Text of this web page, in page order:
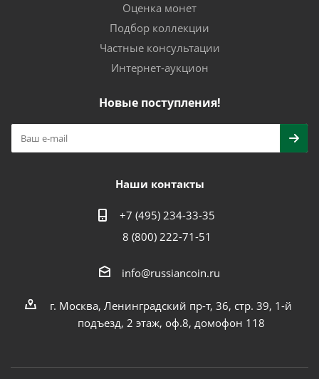
Оценка монет
Подбор коллекции
Частные консультации
Интернет-аукцион
Новые поступления!
Наши контакты
+7 (495) 234-33-35
8 (800) 222-71-51
info@russiancoin.ru
г. Москва, Ленинградский пр-т, 36, стр. 39, 1-й
подъезд, 2 этаж, оф.8, домофон 118